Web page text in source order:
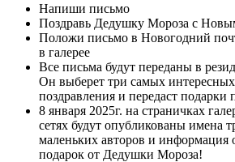
Напиши письмо
Поздравь Дедушку Мороза с
Положи письмо в Новогодний
в галерее
Все письма будут переданы в
Он выберет три самых
поздравления и передаст подарки
8 января 2025г. на страничках
сетях будут опубликованы имена
маленьких авторов и информация
подарок от Дедушки Мороза!